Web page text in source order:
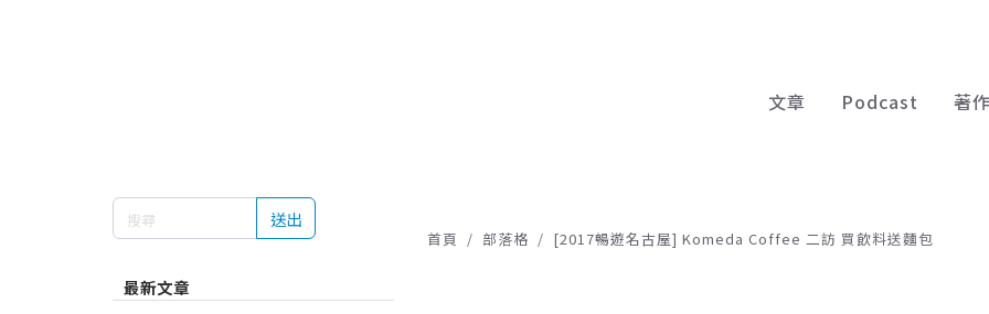
文章 Podcast 著
送出
最新文章
首頁 部落格 [2017暢遊名古屋] Komeda Coffee 二訪 買飲料送麵包